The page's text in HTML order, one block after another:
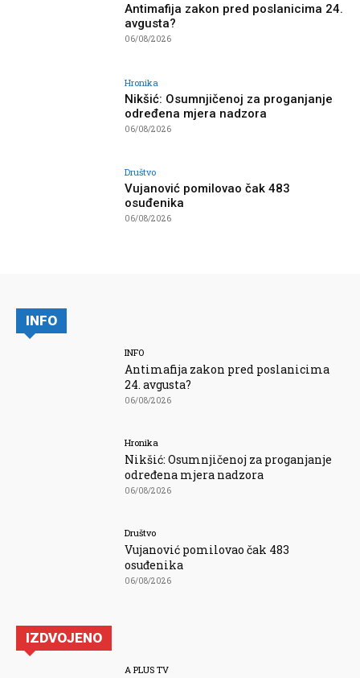
Antimafija zakon pred poslanicima 24.
avgusta?
06/08/2026
Hronika
Nikšić: Osumnjičenoj za proganjanje
određena mjera nadzora
06/08/2026
Društvo
Vujanović pomilovao čak 483
osuđenika
06/08/2026
INFO
INFO
Antimafija zakon pred poslanicima
24. avgusta?
06/08/2026
Hronika
Nikšić: Osumnjičenoj za proganjanje
određena mjera nadzora
06/08/2026
Društvo
Vujanović pomilovao čak 483
osuđenika
06/08/2026
IZDVOJENO
A PLUS TV